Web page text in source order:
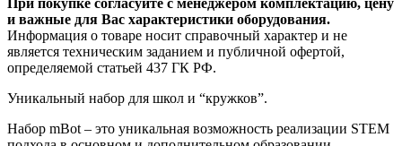
и важные для Вас характеристики оборудования.
Информация о товаре носит справочный характер и не
является техническим заданием и публичной офертой,
определяемой статьей 437 ГК РФ.
Уникальный набор для школ и “кружков”.
Набор mBot – это уникальная возможность реализации STEM